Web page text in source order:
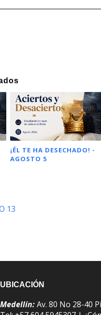
¡ÉL TE HA DESECHADO! -
AGOSTO 5
13
UBICACIÓN
Medellín:Av. 80 No 28-40